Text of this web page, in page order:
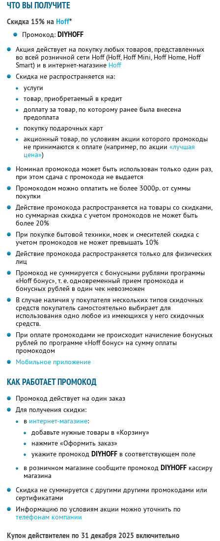
ЧТО ВЫ ПОЛУЧИТЕ
Скидка 15% на Hoff*
Промокод: DIYHOFF
Акция действует на покупку любых товаров, представленных
во всей розничной сети Hoff (Hoff, Hoff Mini, Hoff Home, Hoff
Smart) и в интернет-магазине Hoff
Скидка не распространяется на:
услуги
товар, приобретаемый в кредит
доплату за товар, по которому ранее была внесена
предоплата
покупку подарочных карт
акционный товар, по условиям акции которого промокоды
не принимаются к оплате (например, по акции «лучшая
цена»)
Номинал промокода может быть использован только один раз,
при этом сдача с промокода не выдается
Промокодом можно оплатить не более 3000р. от суммы
покупки
Действие промокода распространяется на товары со скидками,
но суммарная скидка с учетом промокодов не может быть
более 20%
При покупке бытовой техники, моек и смесителей скидка с
учетом промокодов не может превышать 10%
Действие промокода распространяется только для физических
лиц
Промокод не суммируется с бонусными рублями программы
«Hoff бонус», т. е. одновременный прием промокода и
бонусных рублей в один чек невозможен
В случае наличия у покупателя нескольких типов скидочных
средств покупатель самостоятельно выбирает для
использования одно любое из имеющихся у него скидочных
средств.
При оплате промокодами не происходит начисление бонусных
рублей по программе «Hoff бонус» на сумму оплаты
промокодом
Мобильное приложение
КАК РАБОТАЕТ ПРОМОКОД
Промокод действует на один заказ
Для получения скидки:
в интернет-магазине:
добавьте нужные товары в «Корзину»
нажмите «Оформить заказ»
укажите промокод DIYHOFF в соответствующем поле
в розничном магазине сообщите промокод DIYHOFF кассиру
магазина
Скидка не суммируется с другими другими промокодами или
сертификатами
Информацию по условиям акции можно уточнить по
телефонам компании
Купон действителен по 31 декабря 2025 включительно